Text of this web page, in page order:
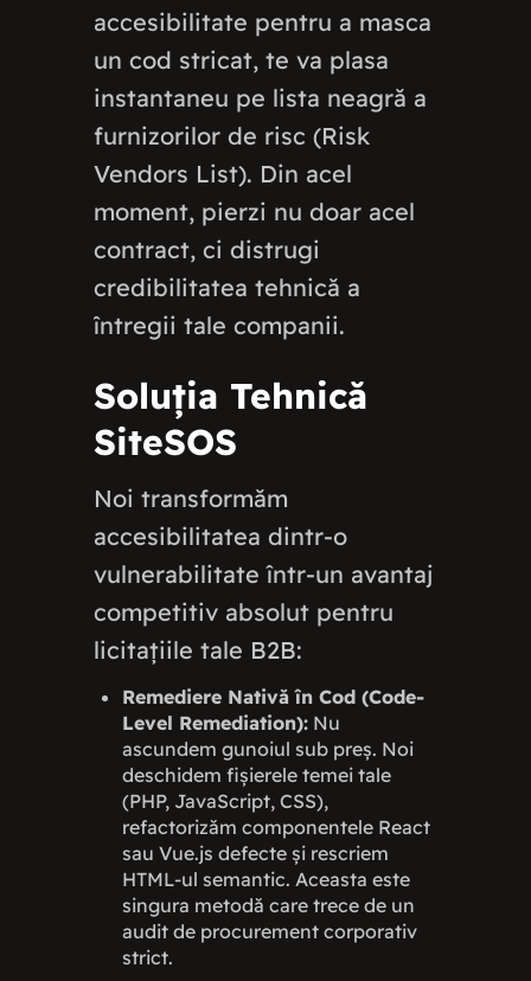
accesibilitate pentru a masca
un cod stricat, te va plasa
instantaneu pe lista neagră a
furnizorilor de risc (Risk
Vendors List). Din acel
moment, pierzi nu doar acel
contract, ci distrugi
credibilitatea tehnică a
întregii tale companii.
Soluția Tehnică
SiteSOS
Noi transformăm
accesibilitatea dintr-o
vulnerabilitate într-un avantaj
competitiv absolut pentru
licitațiile tale B2B:
Remediere Nativă în Cod (Code-
Level Remediation): Nu
ascundem gunoiul sub preș. Noi
deschidem fișierele temei tale
(PHP, JavaScript, CSS),
refactorizăm componentele React
sau Vue.js defecte și rescriem
HTML-ul semantic. Aceasta este
singura metodă care trece de un
audit de procurement corporativ
strict.